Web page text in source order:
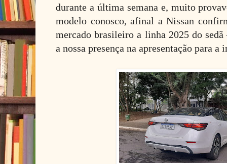
durante a última semana e, muito
modelo conosco, afinal a Nissan
mercado brasileiro a linha 2025 do
a nossa presença na apresentação para a